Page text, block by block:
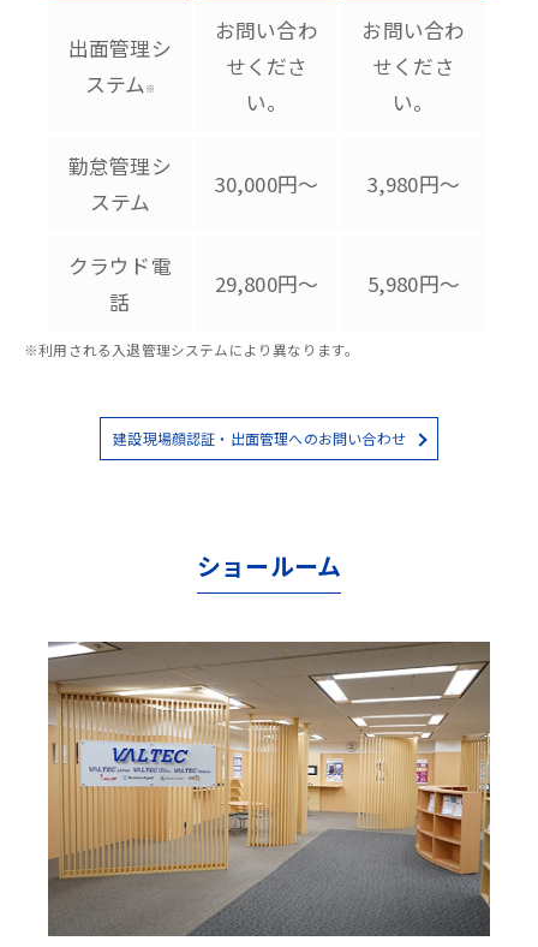
出面管理シ
ステム ※
お問い合わ
せくださ
い。
お問い合わ
せくださ
い。
勤怠管理シ
ステム
30,000円～ 3,980円～
クラウド電
話
29,800円～ 5,980円～
※利用される入退管理システムにより異なります。
建設現場顔認証・出面管理へのお問い合わせ
ショールーム